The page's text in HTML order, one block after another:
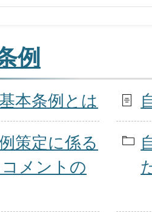
例
本条例とは
策定に係る
メントの